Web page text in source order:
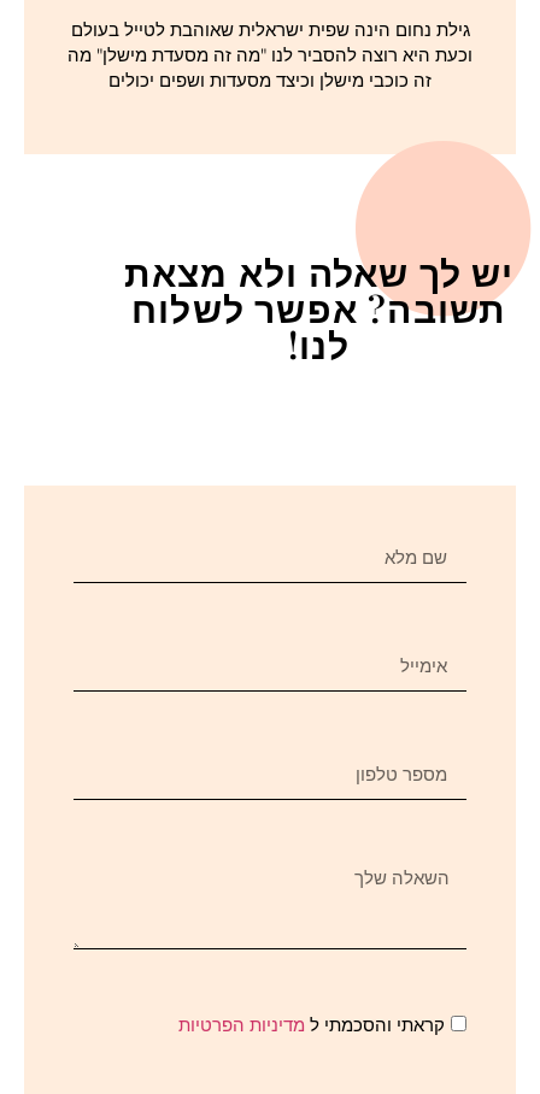
גילת נחום הינה שפית ישראלית שאוהבת לטייל בעולם
וכעת היא רוצה להסביר לנו "מה זה מסעדת מישלן" מה
זה כוכבי מישלן וכיצד מסעדות ושפים יכולים
יש לך שאלה ולא מצאת
תשובה? אפשר לשלוח
לנו!
קראתי והסכמתי ל מדיניות הפרטיות